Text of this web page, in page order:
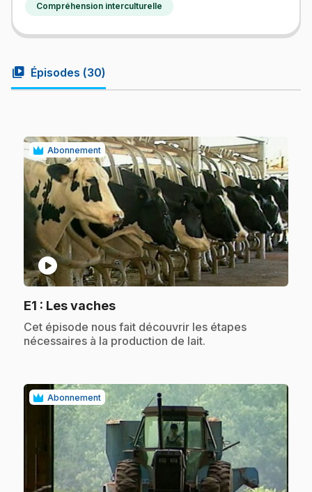
Compréhension interculturelle
video_library Épisodes (30)
Abonnement
play_circle
E1 : Les vaches.
.Cet épisode nous fait découvrir les étapes
nécessaires à la production de lait.
Abonnement